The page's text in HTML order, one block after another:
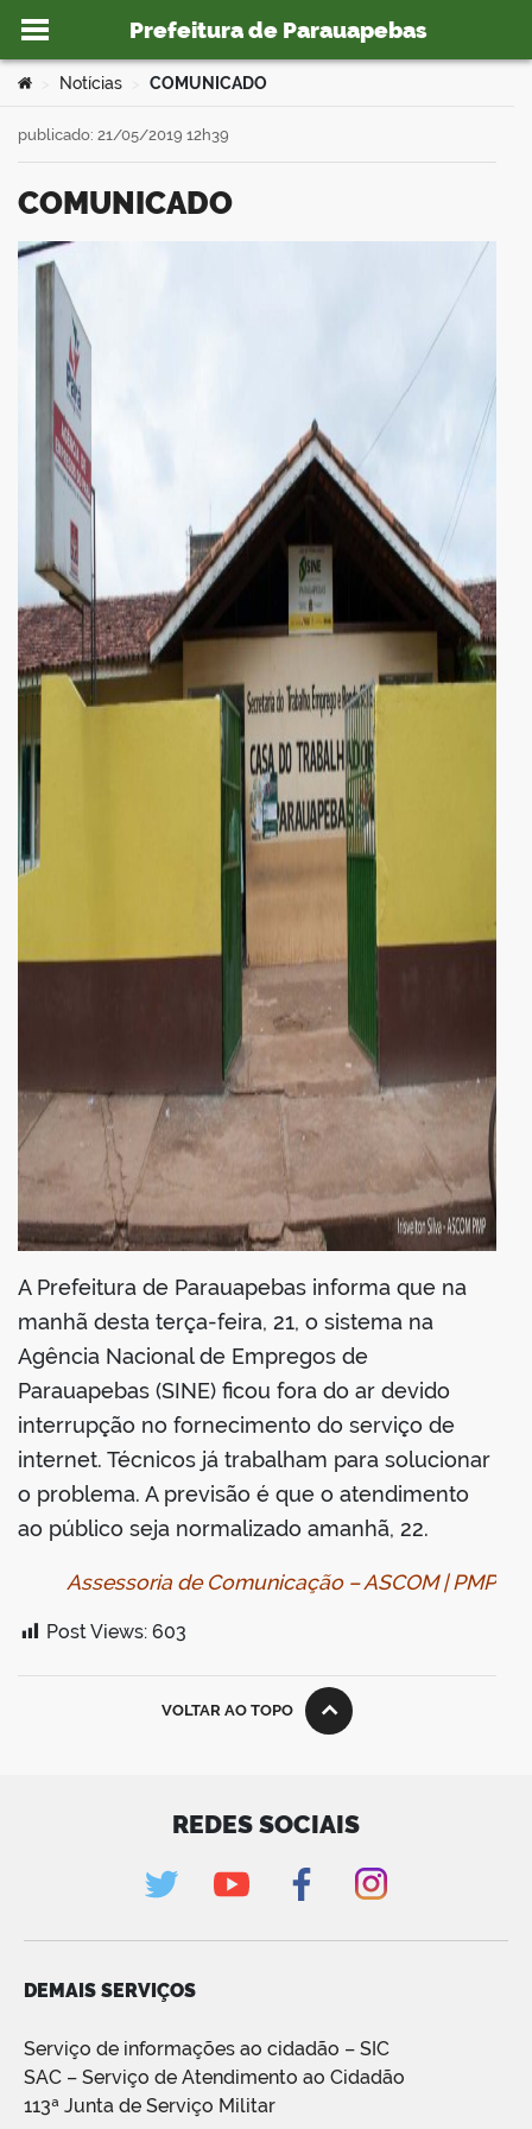
Ir para o conteúdo
Prefeitura de Parauapebas
portal
Você está aqui:
Notícias COMUNICADO
COMUNICADO
publicado: 21/05/2019 12h39
A Prefeitura de Parauapebas informa que na
manhã desta terça-feira, 21, o sistema na
Agência Nacional de Empregos de
Parauapebas (SINE) ficou fora do ar devido
interrupção no fornecimento do serviço de
internet. Técnicos já trabalham para solucionar
o problema. A previsão é que o atendimento
ao público seja normalizado amanhã, 22.
Assessoria de Comunicação – ASCOM | PMP
Post Views: 603
VOLTAR AO TOPO
REDES SOCIAIS
DEMAIS SERVIÇOS
Serviço de informações ao cidadão – SIC
SAC – Serviço de Atendimento ao Cidadão
113ª Junta de Serviço Militar